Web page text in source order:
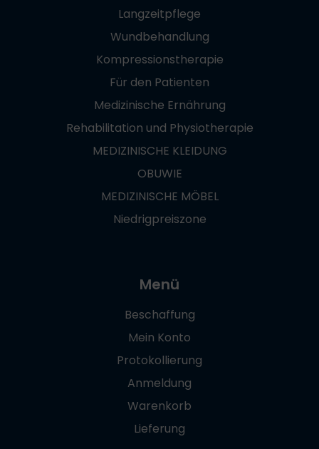
Langzeitpflege
Wundbehandlung
Kompressionstherapie
Für den Patienten
Medizinische Ernährung
Rehabilitation und Physiotherapie
MEDIZINISCHE KLEIDUNG
OBUWIE
MEDIZINISCHE MÖBEL
Niedrigpreiszone
Menü
Beschaffung
Mein Konto
Protokollierung
Anmeldung
Warenkorb
Lieferung